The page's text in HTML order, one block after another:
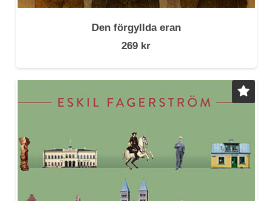
Den förgyllda eran
269 kr